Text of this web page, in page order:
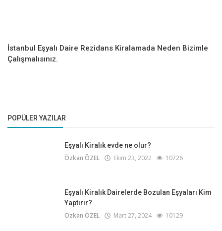
İstanbul Eşyalı Daire Rezidans Kiralamada Neden Bizimle
Çalışmalısınız.
POPÜLER YAZILAR
Eşyalı Kiralık evde ne olur?
Özkan ÖZEL Ekim 23, 2022 10726
Eşyalı Kiralık Dairelerde Bozulan Eşyaları Kim
Yaptırır?
Özkan ÖZEL Mart 27, 2024 10129